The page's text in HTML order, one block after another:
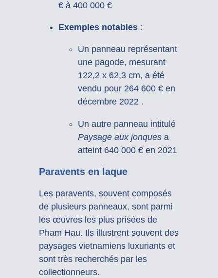
€ à 400 000 €
Exemples notables:
Un panneau représentant
une pagode, mesurant
122,2 x 62,3 cm, a été
vendu pour 264 600 € en
décembre 2022 .
Un autre panneau intitulé
Paysage aux jonquesa
atteint 640 000 € en 2021
Paravents en laque
Les paravents, souvent composés
de plusieurs panneaux, sont parmi
les œuvres les plus prisées de
Pham Hau. Ils illustrent souvent des
paysages vietnamiens luxuriants et
sont très recherchés par les
collectionneurs.